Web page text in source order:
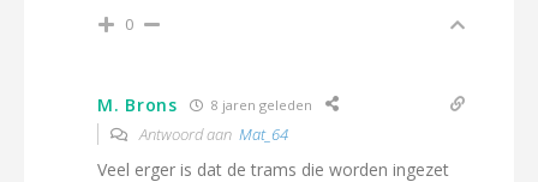
0
M. Brons 8 jaren geleden
Antwoord aan Mat_64
Veel erger is dat de trams die worden ingezet